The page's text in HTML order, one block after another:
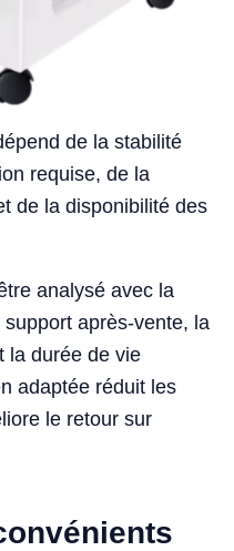
de la stabilité
requise, de la
de la disponibilité des
analysé avec la
support après-vente, la
la durée de vie
adaptée réduit les
le retour sur